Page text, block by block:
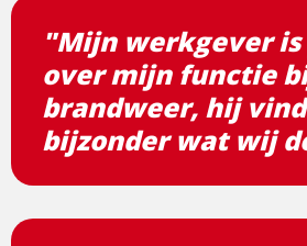
"Mijn werkgever
over mijn functie
brandweer, hij
bijzonder wat wij